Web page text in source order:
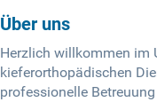
Über uns
Herzlich willkommen im
kieferorthopädischen
professionelle